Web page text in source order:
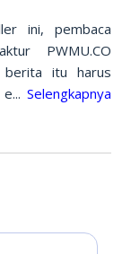
ini, pembaca
PWMU.CO
berita itu harus
Selengkapnya